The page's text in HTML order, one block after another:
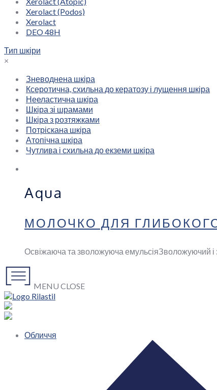
Xerolact (Podos)
Xerolact
DEO 48H
Тип шкіри
×
Зневоднена шкіра
Ксеротична, схильна до кератозу і лущення шкіра
Нееластична шкіра
Шкіра зі шрамами
Шкіра з розтяжками
Потріскана шкіра
Атопічна шкіра
Чутлива і схильна до екземи шкіра
Aqua
МОЛОЧКО ДЛЯ
Освіжаюча та зволожуюча емульсіяЗволожуючий і
MENU CLOSE
Обличчя